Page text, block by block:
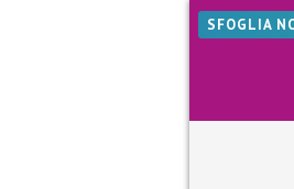
SFOGLIA